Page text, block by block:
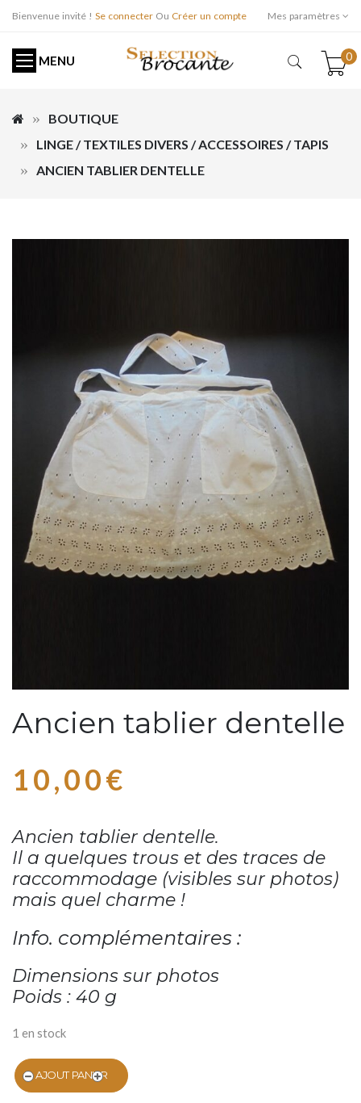
Bienvenue invité ! Se connecter Ou Créer un compte Mes paramètres
MENU 0
BOUTIQUE
LINGE / TEXTILES DIVERS / ACCESSOIRES / TAPIS
ANCIEN TABLIER DENTELLE
Ancien tablier dentelle
10,00€
Ancien tablier dentelle.
Il a quelques trous et des traces de
raccommodage (visibles sur photos)
mais quel charme !
Info. complémentaires :
Dimensions sur photos
Poids : 40 g
1 en stock
AJOUT PANIER